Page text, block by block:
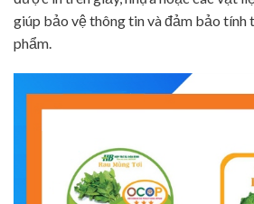
giúp bảo vệ thông tin và đảm bảo tính
phẩm.